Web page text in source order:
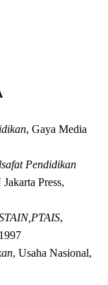
, Gaya Media
Pendidikan
Press,
,
, Usaha Nasional,